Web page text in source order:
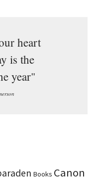
heart
is the
year"
Books Canon